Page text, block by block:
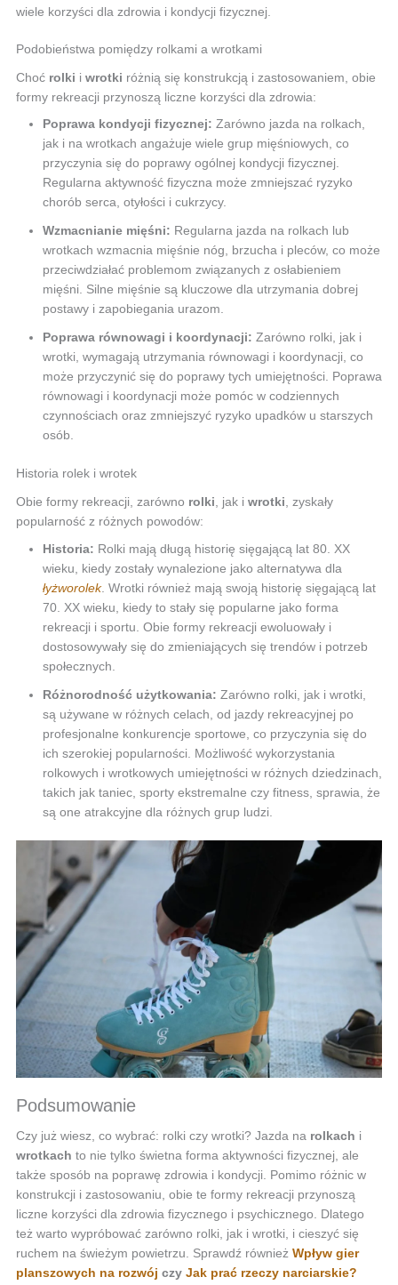
wiele korzyści dla zdrowia i kondycji fizycznej.
Podobieństwa pomiędzy rolkami a wrotkami
Choć rolki i wrotki różnią się konstrukcją i zastosowaniem, obie
formy rekreacji przynoszą liczne korzyści dla zdrowia:
Poprawa kondycji fizycznej: Zarówno jazda na rolkach,
jak i na wrotkach angażuje wiele grup mięśniowych, co
przyczynia się do poprawy ogólnej kondycji fizycznej.
Regularna aktywność fizyczna może zmniejszać ryzyko
chorób serca, otyłości i cukrzycy.
Wzmacnianie mięśni: Regularna jazda na rolkach lub
wrotkach wzmacnia mięśnie nóg, brzucha i pleców, co może
przeciwdziałać problemom związanych z osłabieniem
mięśni. Silne mięśnie są kluczowe dla utrzymania dobrej
postawy i zapobiegania urazom.
Poprawa równowagi i koordynacji: Zarówno rolki, jak i
wrotki, wymagają utrzymania równowagi i koordynacji, co
może przyczynić się do poprawy tych umiejętności. Poprawa
równowagi i koordynacji może pomóc w codziennych
czynnościach oraz zmniejszyć ryzyko upadków u starszych
osób.
Historia rolek i wrotek
Obie formy rekreacji, zarówno rolki, jak i wrotki, zyskały
popularność z różnych powodów:
Historia: Rolki mają długą historię sięgającą lat 80. XX
wieku, kiedy zostały wynalezione jako alternatywa dla
łyżworolek. Wrotki również mają swoją historię sięgającą lat
70. XX wieku, kiedy to stały się popularne jako forma
rekreacji i sportu. Obie formy rekreacji ewoluowały i
dostosowywały się do zmieniających się trendów i potrzeb
społecznych.
Różnorodność użytkowania: Zarówno rolki, jak i wrotki,
są używane w różnych celach, od jazdy rekreacyjnej po
profesjonalne konkurencje sportowe, co przyczynia się do
ich szerokiej popularności. Możliwość wykorzystania
rolkowych i wrotkowych umiejętności w różnych dziedzinach,
takich jak taniec, sporty ekstremalne czy fitness, sprawia, że
są one atrakcyjne dla różnych grup ludzi.
Podsumowanie
Czy już wiesz, co wybrać: rolki czy wrotki? Jazda na rolkach i
wrotkach to nie tylko świetna forma aktywności fizycznej, ale
także sposób na poprawę zdrowia i kondycji. Pomimo różnic w
konstrukcji i zastosowaniu, obie te formy rekreacji przynoszą
liczne korzyści dla zdrowia fizycznego i psychicznego. Dlatego
też warto wypróbować zarówno rolki, jak i wrotki, i cieszyć się
ruchem na świeżym powietrzu. Sprawdź również Wpływ gier
planszowych na rozwój czy Jak prać rzeczy narciarskie?